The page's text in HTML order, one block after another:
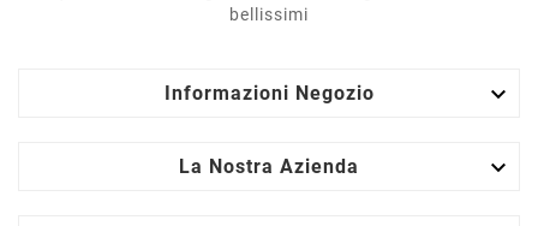
bellissimi
Informazioni Negozio 
La Nostra Azienda 